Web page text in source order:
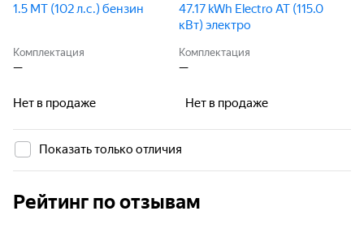
1.5 MT (102 л.с.) бензин
47.17 kWh Electro AT (115.0
кВт) электро
Комплектация
—
Комплектация
—
Нет в продаже Нет в продаже
Показать только отличия
Рейтинг по отзывам